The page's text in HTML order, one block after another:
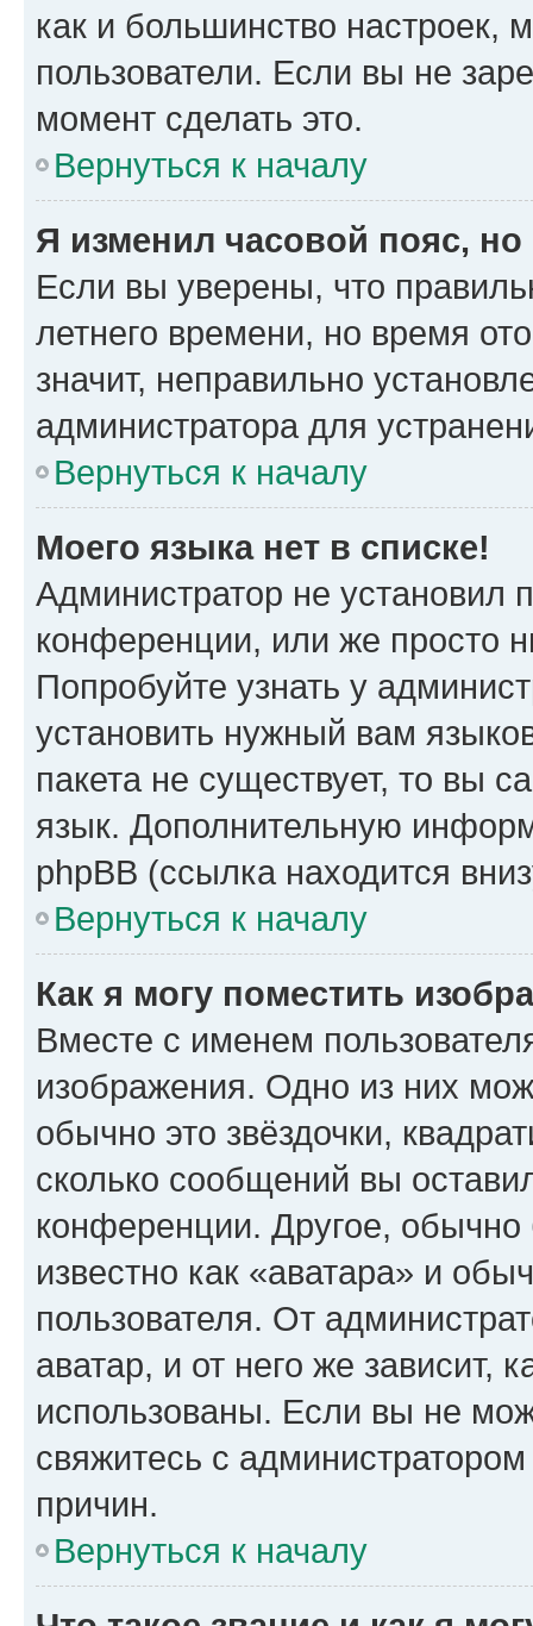
как и большинство настроек,
пользователи. Если вы не
момент сделать это.
Вернуться к началу
Я изменил часовой пояс,
Если вы уверены, что
летнего времени, но время
значит, неправильно
администратора для
Вернуться к началу
Моего языка нет в списке!
Администратор не установил
конференции, или же просто
Попробуйте узнать у
установить нужный вам
пакета не существует, то вы
язык. Дополнительную
phpBB (ссылка находится
Вернуться к началу
Как я могу поместить
Вместе с именем
изображения. Одно из них
обычно это звёздочки,
сколько сообщений вы
конференции. Другое,
известно как «аватара» и
пользователя. От
аватар, и от него же зависит,
использованы. Если вы не
свяжитесь с
причин.
Вернуться к началу